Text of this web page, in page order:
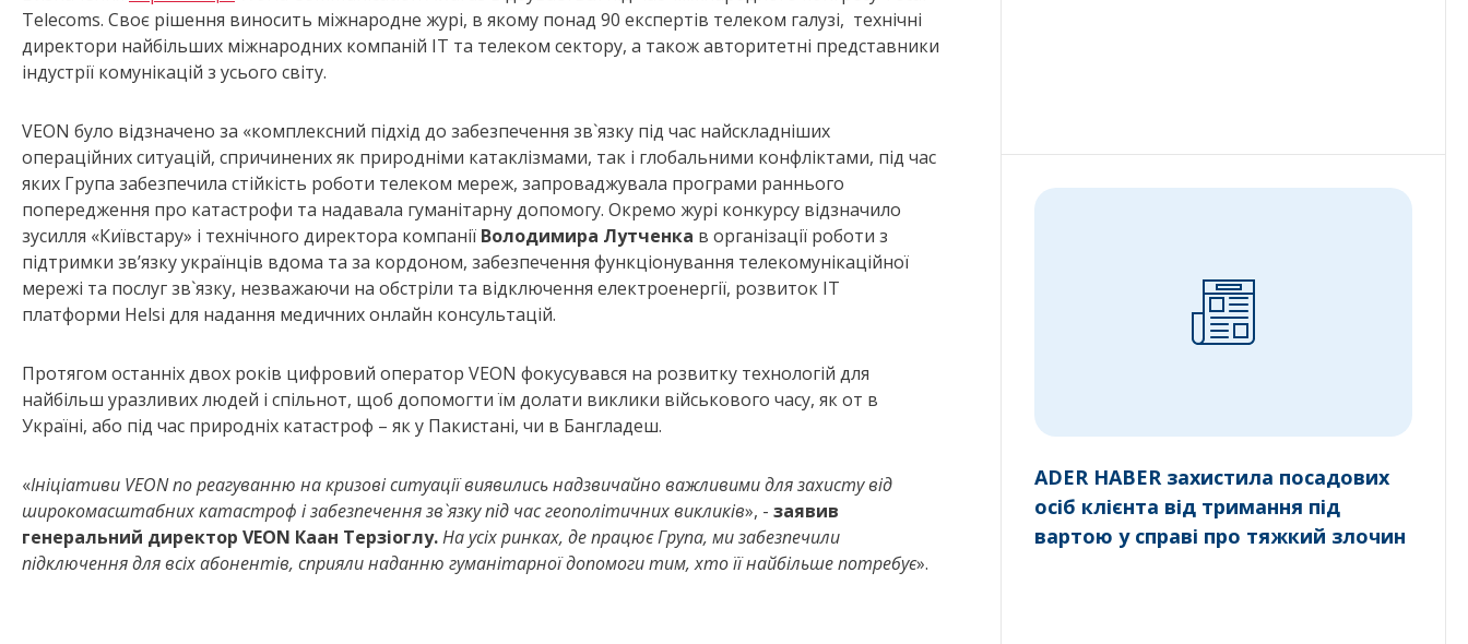
Telecoms. Своє рішення виносить міжнародне журі, в якому понад 90 експертів телеком галузі, технічні
директори найбільших міжнародних компаній IT та телеком сектору, а також авторитетні представники
індустрії комунікацій з усього світу.
VEON було відзначено за «комплексний підхід до забезпечення зв`язку під час найскладніших
операційних ситуацій, спричинених як природніми катаклізмами, так і глобальними конфліктами, під час
яких Група забезпечила стійкість роботи телеком мереж, запроваджувала програми раннього
попередження про катастрофи та надавала гуманітарну допомогу. Окремо журі конкурсу відзначило
зусилля «Київстару» і технічного директора компанії Володимира Лутченка в організації роботи з
підтримки зв’язку українців вдома та за кордоном, забезпечення функціонування телекомунікаційної
мережі та послуг зв`язку, незважаючи на обстріли та відключення електроенергії, розвиток IT
платформи Helsi для надання медичних онлайн консультацій.
Протягом останніх двох років цифровий оператор VEON фокусувався на розвитку технологій для
найбільш уразливих людей і спільнот, щоб допомогти їм долати виклики військового часу, як от в
Україні, або під час природніх катастроф – як у Пакистані, чи в Бангладеш.
«Ініціативи VEONпо реагуванню на кризові ситуації виявились надзвичайно важливими для захисту від
широкомасштабних катастроф і забезпечення зв`язку під час геополітичних викликів», - заявив
генеральний директор VEON Каан Терзіоглу.На усіх ринках, де працює Група, ми забезпечили
підключення для всіх абонентів, сприяли наданню гуманітарної допомоги тим, хто її найбільше потребує».
ADER HABER захистила посадових
осіб клієнта від тримання під
вартою у справі про тяжкий злочин